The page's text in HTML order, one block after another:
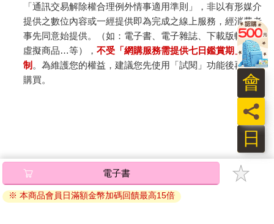
頰瞬間變得通紅。
「如果你做不到，就由朕來。」
「……！」
我一時之間不知道該說什麼才好。雖然很想說「讓我來」，但無
論怎麼想都覺得自己無法對一個男人做那種事。但是，總不能因
為我做不到，就讓他來代替我吧。
就在我猶豫不決的時候，吉斯卡爾將受傷的手繞到我背後，將我
緊緊擁入懷中。明明應該很痛，他卻毫不在意地使用那隻手。
「通訊交易解除權合理例外情事適用準則」，非以有形媒介
提供之數位內容或一經提供即為完成之線上服務，經消費者
事先同意始提供。（如：電子書、電子雜誌、下載版軟體、
虛擬商品…等），不受「網購服務需提供七日鑑賞期」的限
制 。為維護您的權益，建議您先使用「試閱」功能後再付款
購買。
電子書
※ 本商品會員日滿額金幣加碼回饋最高15倍
日
員
會